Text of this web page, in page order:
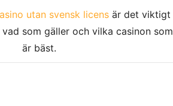
utan svensk licensär det viktigt
som gäller och vilka casinon som
är bäst.